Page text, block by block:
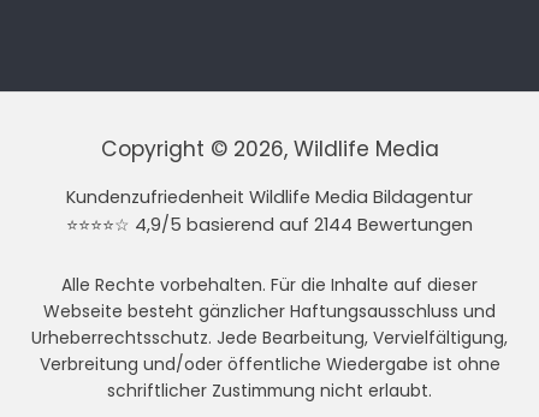
Copyright © 2026, Wildlife Media
Kundenzufriedenheit Wildlife Media Bildagentur
⭐⭐⭐⭐☆ 4,9/5 basierend auf 2144 Bewertungen
Alle Rechte vorbehalten. Für die Inhalte auf dieser
Webseite besteht gänzlicher Haftungsausschluss und
Urheberrechtsschutz. Jede Bearbeitung, Vervielfältigung,
Verbreitung und/oder öffentliche Wiedergabe ist ohne
schriftlicher Zustimmung nicht erlaubt.